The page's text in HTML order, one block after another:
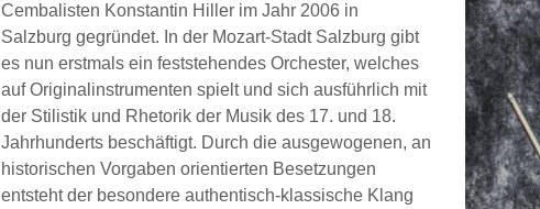
Cembalisten Konstantin Hiller im Jahr 2006 in
Salzburg gegründet. In der Mozart-Stadt Salzburg gibt
es nun erstmals ein feststehendes Orchester, welches
auf Originalinstrumenten spielt und sich ausführlich mit
der Stilistik und Rhetorik der Musik des 17. und 18.
Jahrhunderts beschäftigt. Durch die ausgewogenen, an
historischen Vorgaben orientierten Besetzungen
entsteht der besondere authentisch-klassische Klang